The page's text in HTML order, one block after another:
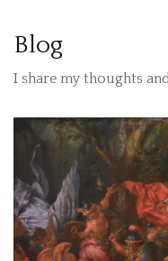
L’ATELIER
CONTACT
Blog
I share my thoughts